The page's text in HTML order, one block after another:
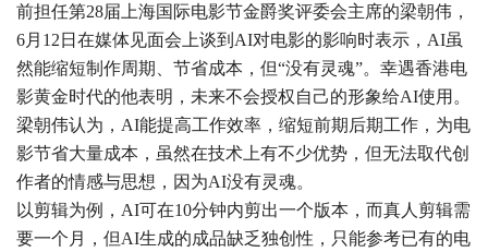
前担任第28届上海国际电影节金爵奖评委会主席的梁朝伟，
6月12日在媒体见面会上谈到AI对电影的影响时表示，AI虽
然能缩短制作周期、节省成本，但“没有灵魂”。幸遇香港电
影黄金时代的他表明，未来不会授权自己的形象给AI使用。
梁朝伟认为，AI能提高工作效率，缩短前期后期工作，为电
影节省大量成本，虽然在技术上有不少优势，但无法取代创
作者的情感与思想，因为AI没有灵魂。
以剪辑为例，AI可在10分钟内剪出一个版本，而真人剪辑需
要一个月，但AI生成的成品缺乏独创性，只能参考已有的电